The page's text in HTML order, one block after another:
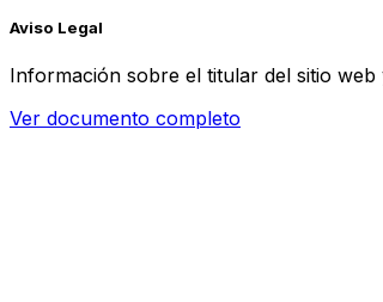
Aviso Legal
Información sobre el titular del sitio web
Ver documento completo